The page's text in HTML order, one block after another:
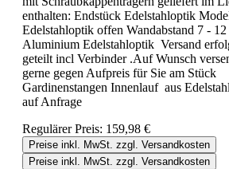
enthalten: Endstück Edelstahloptik
Edelstahloptik offen Wandabstand 7 -
Aluminium Edelstahloptik Versand
geteilt incl Verbinder .Auf Wunsch
gerne gegen Aufpreis für Sie am
Gardinenstangen Innenlauf aus
auf Anfrage
Regulärer Preis: 159,98 €
Preise inkl. MwSt. zzgl. Versandkosten
Preise inkl. MwSt. zzgl. Versandkosten